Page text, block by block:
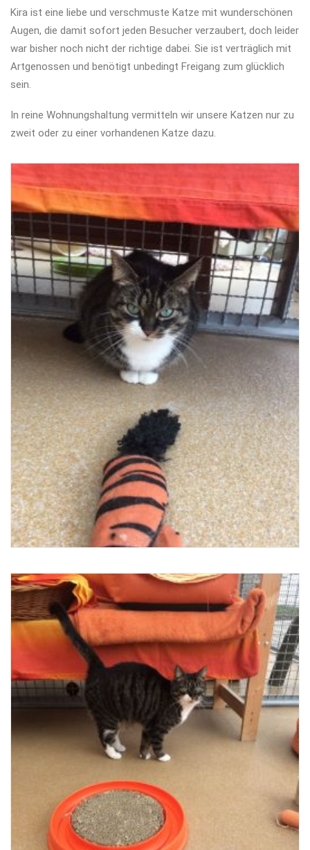
Kira ist eine liebe und verschmuste Katze mit wunderschönen
Augen, die damit sofort jeden Besucher verzaubert, doch leider
war bisher noch nicht der richtige dabei. Sie ist verträglich mit
Artgenossen und benötigt unbedingt Freigang zum glücklich
sein.
In reine Wohnungshaltung vermitteln wir unsere Katzen nur zu
zweit oder zu einer vorhandenen Katze dazu.